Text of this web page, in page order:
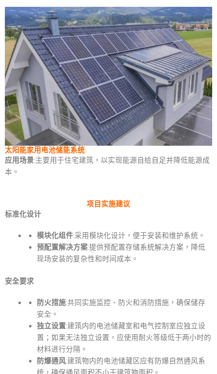
太阳能家用电池储能系统
应用场景:主要用于住宅建筑，以实现能源自给自足并降低能源成
本。
项目实施建议
标准化设计
模块化组件:采用模块化设计，便于安装和维护系统。
预配置解决方案:提供预配置存储系统解决方案，降低
现场安装的复杂性和时间成本。
安全要求
防火措施:共同实施监控、防火和消防措施，确保储存
安全。
独立设置:建筑内的电池储藏室和电气控制室应独立设
置；如果无法独立设置，应使用耐火等级低于两小时的
材料进行分隔。
防爆通风:建筑物内的电池储藏区应有防爆自然通风系